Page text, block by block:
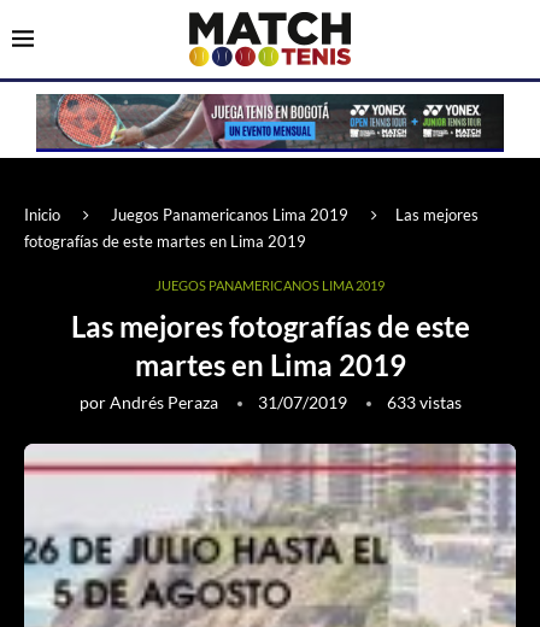
Inicio Juegos Panamericanos Lima 2019
Las mejores
fotografías de este martes en Lima 2019
JUEGOS PANAMERICANOS LIMA 2019
Las mejores fotografías de este
martes en Lima 2019
porAndrés Peraza 31/07/2019 633vistas